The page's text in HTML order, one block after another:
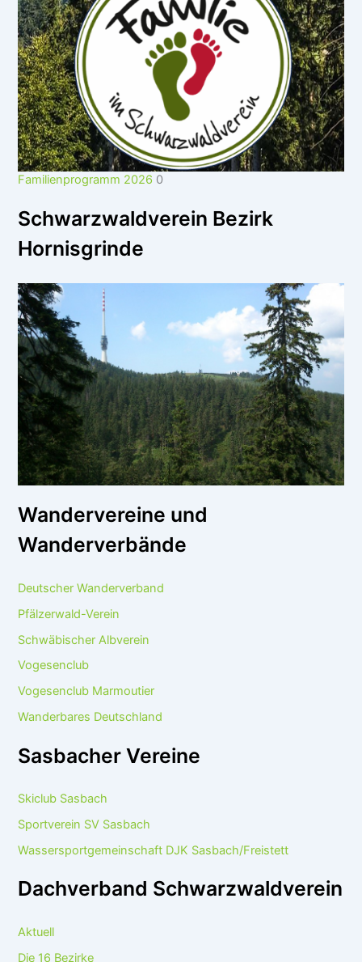
Familienprogramm 2026 0
Schwarzwaldverein Bezirk
Hornisgrinde
Wandervereine und
Wanderverbände
Deutscher Wanderverband
Pfälzerwald-Verein
Schwäbischer Albverein
Vogesenclub
Vogesenclub Marmoutier
Wanderbares Deutschland
Sasbacher Vereine
Skiclub Sasbach
Sportverein SV Sasbach
Wassersportgemeinschaft DJK Sasbach/Freistett
Dachverband Schwarzwaldverein
Aktuell
Die 16 Bezirke